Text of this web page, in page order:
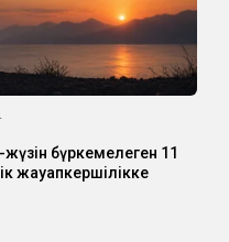
бүркемелеген 11
жауапкершілікке